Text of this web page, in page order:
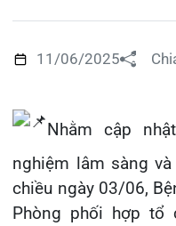
Khoa Tai Mũi Họng
Khoa Xét nghiệm
Khoa Dược
Khoa hồi sức Cấp cứu
Hướng dẫn khám
Đội ngũ chăm sóc
Căm ơn từ người bệnh
Tin tuyển dụng
Video
Kiến thức y dược
Gọi Tổng đài
Đặt lịch khám
Tra cứu kết quả
Nhằm cập nhật
nghiệm lâm sàng và
Phòng phối hợp tổ
khoa học: “Chóng mặt:
đoán và điều trị mới”.
Hội thảo với sự tham gia
Thái Bình – Giám đốc
khoa Quốc tế Hải